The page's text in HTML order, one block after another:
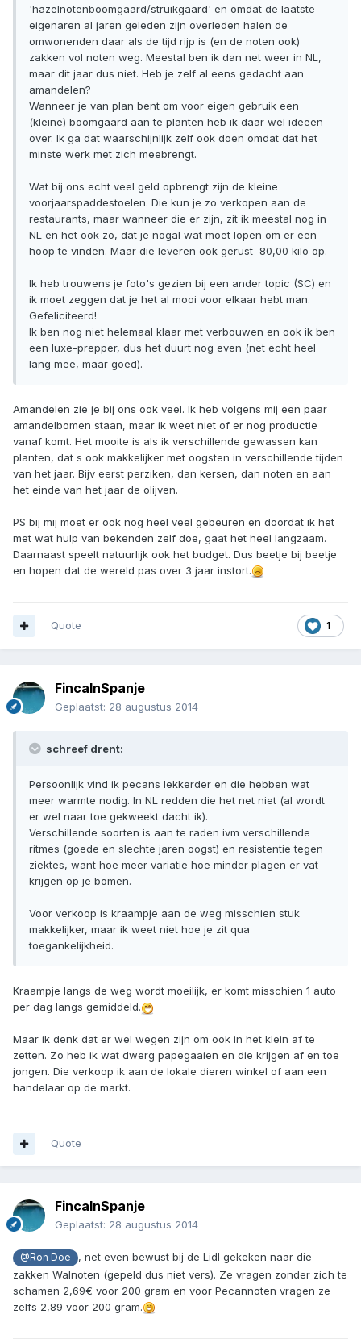
'hazelnotenboomgaard/struikgaard' en omdat de laatste
eigenaren al jaren geleden zijn overleden halen de
omwonenden daar als de tijd rijp is (en de noten ook)
zakken vol noten weg. Meestal ben ik dan net weer in NL,
maar dit jaar dus niet. Heb je zelf al eens gedacht aan
amandelen?
Wanneer je van plan bent om voor eigen gebruik een
(kleine) boomgaard aan te planten heb ik daar wel ideeën
over. Ik ga dat waarschijnlijk zelf ook doen omdat dat het
minste werk met zich meebrengt.
Wat bij ons echt veel geld opbrengt zijn de kleine
voorjaarspaddestoelen. Die kun je zo verkopen aan de
restaurants, maar wanneer die er zijn, zit ik meestal nog in
NL en het ook zo, dat je nogal wat moet lopen om er een
hoop te vinden. Maar die leveren ook gerust  80,00 kilo op.
Ik heb trouwens je foto's gezien bij een ander topic (SC) en
ik moet zeggen dat je het al mooi voor elkaar hebt man.
Gefeliciteerd!
Ik ben nog niet helemaal klaar met verbouwen en ook ik ben
een luxe-prepper, dus het duurt nog even (net echt heel
lang mee, maar goed).
Amandelen zie je bij ons ook veel. Ik heb volgens mij een paar
amandelbomen staan, maar ik weet niet of er nog productie
vanaf komt. Het mooite is als ik verschillende gewassen kan
planten, dat s ook makkelijker met oogsten in verschillende tijden
van het jaar. Bijv eerst perziken, dan kersen, dan noten en aan
het einde van het jaar de olijven.
PS bij mij moet er ook nog heel veel gebeuren en doordat ik het
met wat hulp van bekenden zelf doe, gaat het heel langzaam.
Daarnaast speelt natuurlijk ook het budget. Dus beetje bij beetje
en hopen dat de wereld pas over 3 jaar instort.
1
Quote
FincaInSpanje
Geplaatst: 28 augustus 2014
schreef drent:
Persoonlijk vind ik pecans lekkerder en die hebben wat
meer warmte nodig. In NL redden die het net niet (al wordt
er wel naar toe gekweekt dacht ik).
Verschillende soorten is aan te raden ivm verschillende
ritmes (goede en slechte jaren oogst) en resistentie tegen
ziektes, want hoe meer variatie hoe minder plagen er vat
krijgen op je bomen.
Voor verkoop is kraampje aan de weg misschien stuk
makkelijker, maar ik weet niet hoe je zit qua
toegankelijkheid.
Kraampje langs de weg wordt moeilijk, er komt misschien 1 auto
per dag langs gemiddeld.
Maar ik denk dat er wel wegen zijn om ook in het klein af te
zetten. Zo heb ik wat dwerg papegaaien en die krijgen af en toe
jongen. Die verkoop ik aan de lokale dieren winkel of aan een
handelaar op de markt.
Quote
FincaInSpanje
Geplaatst: 28 augustus 2014
@Ron Doe
, net even bewust bij de Lidl gekeken naar die
zakken Walnoten (gepeld dus niet vers). Ze vragen zonder zich te
schamen 2,69€ voor 200 gram en voor Pecannoten vragen ze
zelfs 2,89 voor 200 gram.